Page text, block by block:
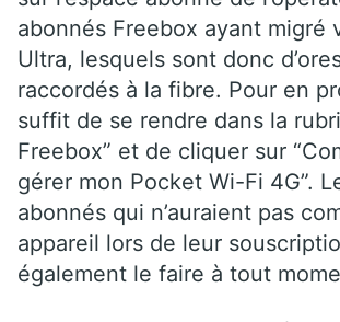
abonnés Freebox ayant migré
Ultra, lesquels sont donc
raccordés à la fibre. Pour en
suffit de se rendre dans la
Freebox” et de cliquer sur
gérer mon Pocket Wi-Fi 4G”.
abonnés qui n’auraient pas
appareil lors de leur
également le faire à tout